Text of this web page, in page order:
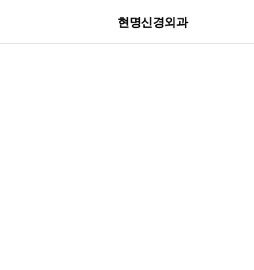
현명신경외과